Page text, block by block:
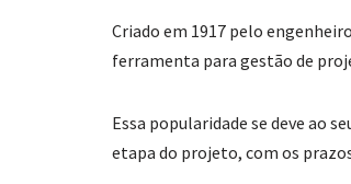
Criado em 1917 pelo
ferramenta para gestão de
Essa popularidade se deve ao
etapa do projeto, com os